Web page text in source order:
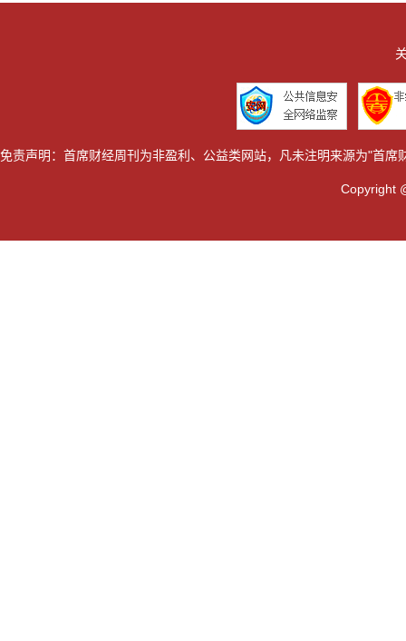
免责声明：首席财经周刊为非盈利、公益类网站，凡未注明来源为"首
Copyright